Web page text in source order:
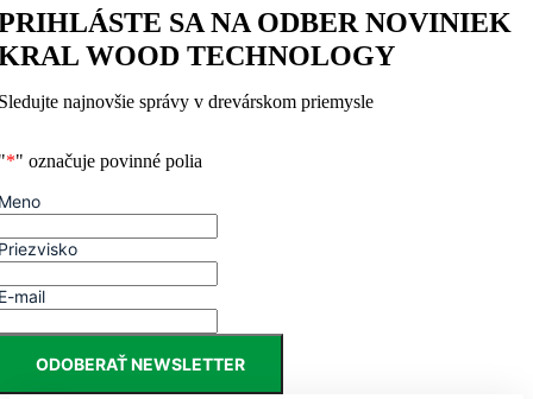
SA NA ODBER NOVINIEK
WOOD TECHNOLOGY
najnovšie správy v drevárskom priemysle
*" označuje povinné polia
mail
ODOBERAŤ NEWSLETTER